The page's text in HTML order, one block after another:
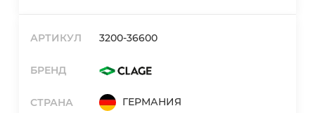
АРТИКУЛ 3200-36600
БРЕНД
СТРАНА ГЕРМАНИЯ